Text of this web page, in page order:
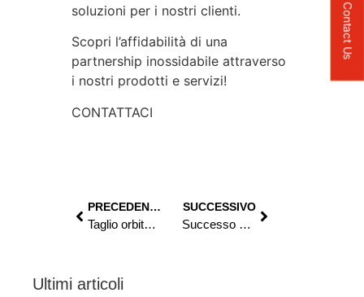
soluzioni per i nostri clienti.
Scopri l’affidabilità di una
partnership inossidabile attraverso
i nostri prodotti e servizi!
CONTATTACI
PRECEDENTE
Taglio orbitale: precisione e qualità per le tue resistenze elettriche
SUCCESSIVO
Successo su misura: la soluzione personalizzata di CSM Machinery per WIP Industries Sweden
Ultimi articoli
Contact Us